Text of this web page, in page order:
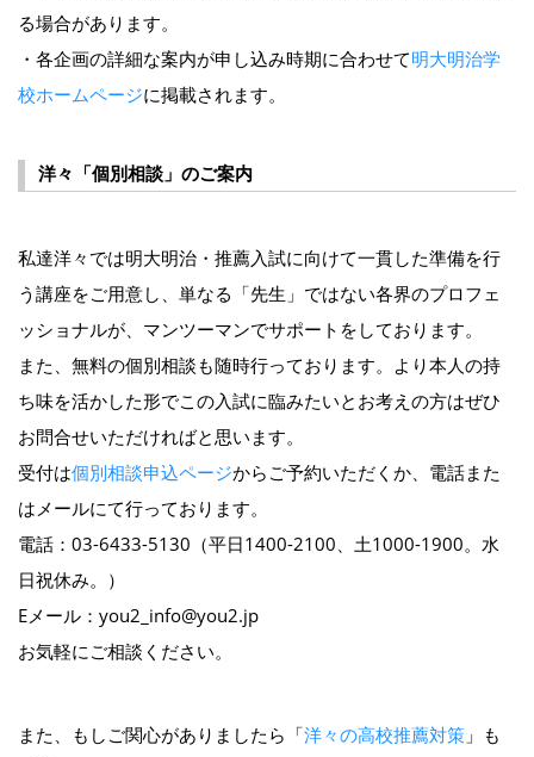
る場合があります。
・各企画の詳細な案内が申し込み時期に合わせて明大明治学
校ホームページに掲載されます。
洋々「個別相談」のご案内
私達洋々では明大明治・推薦入試に向けて一貫した準備を行
う講座をご用意し、単なる「先生」ではない各界のプロフェ
ッショナルが、マンツーマンでサポートをしております。
また、無料の個別相談も随時行っております。より本人の持
ち味を活かした形でこの入試に臨みたいとお考えの方はぜひ
お問合せいただければと思います。
受付は個別相談申込ページからご予約いただくか、電話また
はメールにて行っております。
電話：03-6433-5130（平日1400-2100、土1000-1900。水
日祝休み。）
Eメール：you2_info@you2.jp
お気軽にご相談ください。
また、もしご関心がありましたら「洋々の高校推薦対策 」も